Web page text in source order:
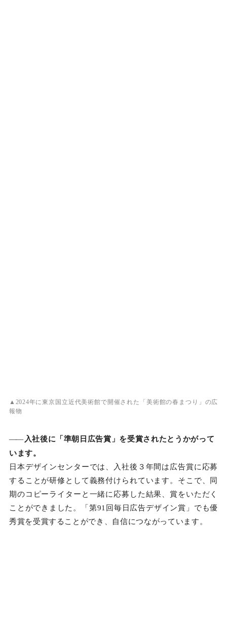
▲2024年に東京国立近代美術館で開催された「美術館の春まつり」の広
報物
―― 入社後に「準朝日広告賞」を受賞されたとうかがって
います。
日本デザインセンターでは、入社後３年間は広告賞に応募
することが研修として義務付けられています。そこで、同
期のコピーライターと一緒に応募した結果、賞をいただく
ことができました。「第91回毎日広告デザイン賞」でも優
秀賞を受賞することができ、自信につながっています。